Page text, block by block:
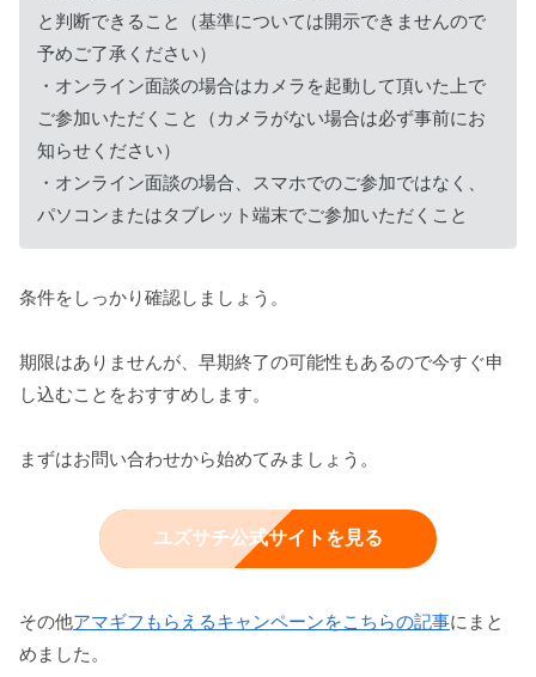
と判断できること（基準については開示できませんので
予めご了承ください）
・オンライン面談の場合はカメラを起動して頂いた上で
ご参加いただくこと（カメラがない場合は必ず事前にお
知らせください）
・オンライン面談の場合、スマホでのご参加ではなく、
パソコンまたはタブレット端末でご参加いただくこと
条件をしっかり確認しましょう。
期限はありませんが、早期終了の可能性もあるので今すぐ申
し込むことをおすすめします。
まずはお問い合わせから始めてみましょう。
ユズサチ公式サイトを見る
その他アマギフもらえるキャンペーンをこちらの記事にまと
めました。